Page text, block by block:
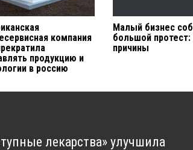
компания
продукцию и
в россию
Малый бизнес
большой протест:
причины
лекарства» улучшила